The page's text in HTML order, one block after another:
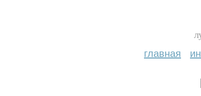
главная